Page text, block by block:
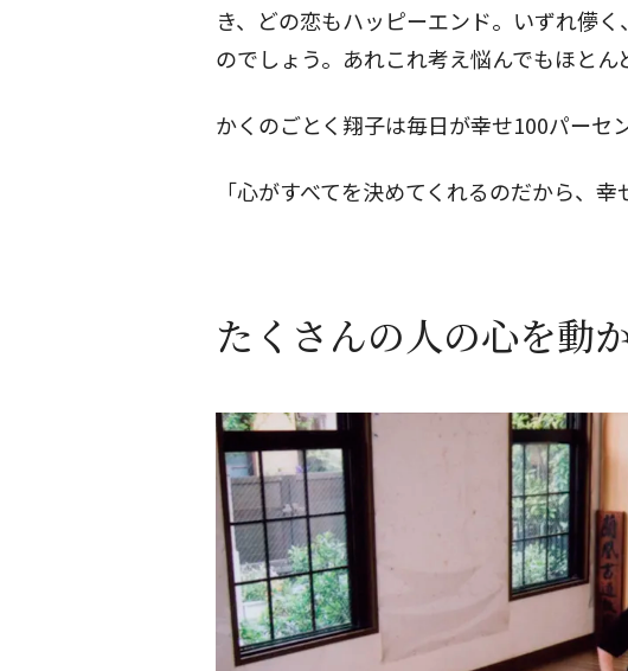
き、どの恋もハッピーエンド。いずれ儚
のでしょう。あれこれ考え悩んでもほとん
かくのごとく翔子は毎日が幸せ100パーセ
「心がすべてを決めてくれるのだから、
たくさんの人の心を動